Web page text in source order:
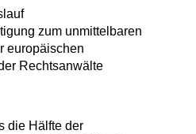
zum unmittelbaren
europäischen
Rechtsanwälte
die Hälfte der